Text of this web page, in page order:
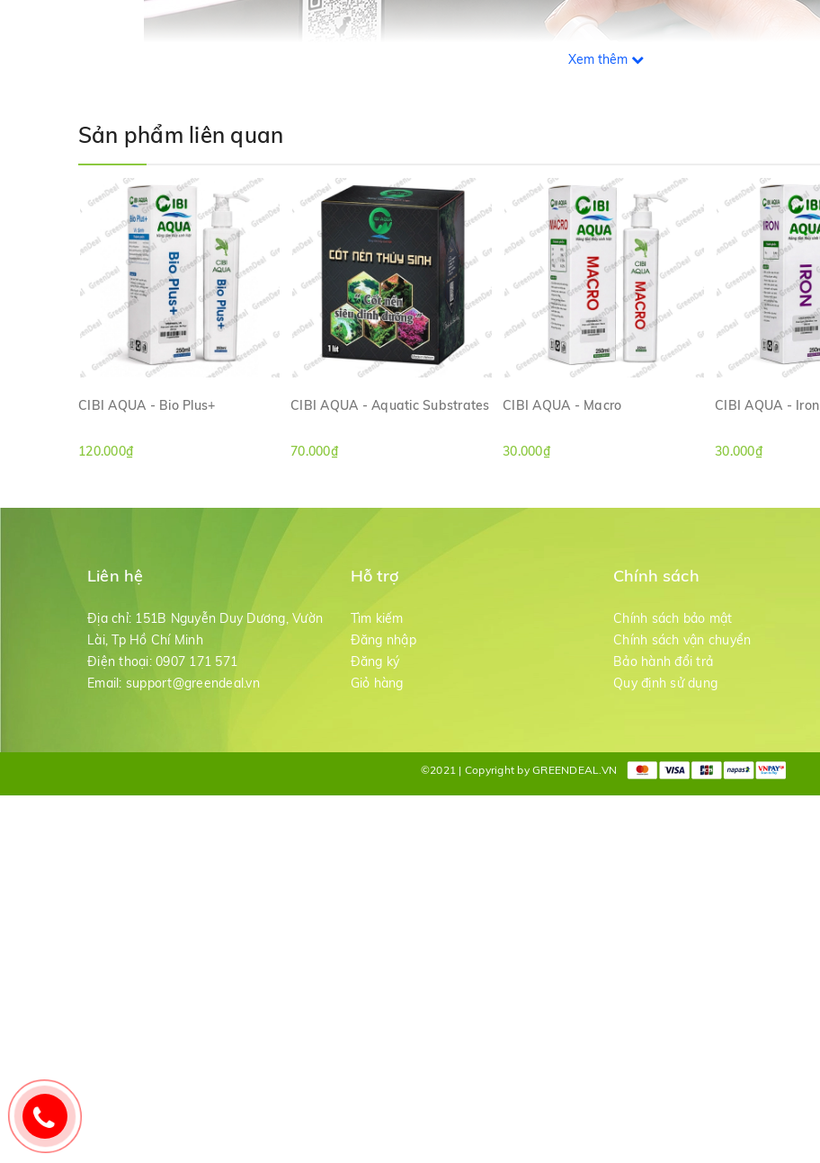
Xem thêm
Sản phẩm liên quan
CIBI AQUA - Bio Plus+
120.000₫
CIBI AQUA - Aquatic Substrates
70.000₫
CIBI AQUA - Macro
30.000₫
CIBI AQUA - Iron
30.000₫
Liên hệ
Địa chỉ: 151B Nguyễn Duy Dương, Vườn
Lài, Tp Hồ Chí Minh
Điện thoại: 0907 171 571
Email: support@greendeal.vn
Hỗ trợ
Tìm kiếm
Đăng nhập
Đăng ký
Giỏ hàng
Chính sách
Chính sách bảo mật
Chính sách vận chuyển
Bảo hành đổi trả
Quy định sử dụng
©2021 | Copyright by GREENDEAL.VN
0907171571